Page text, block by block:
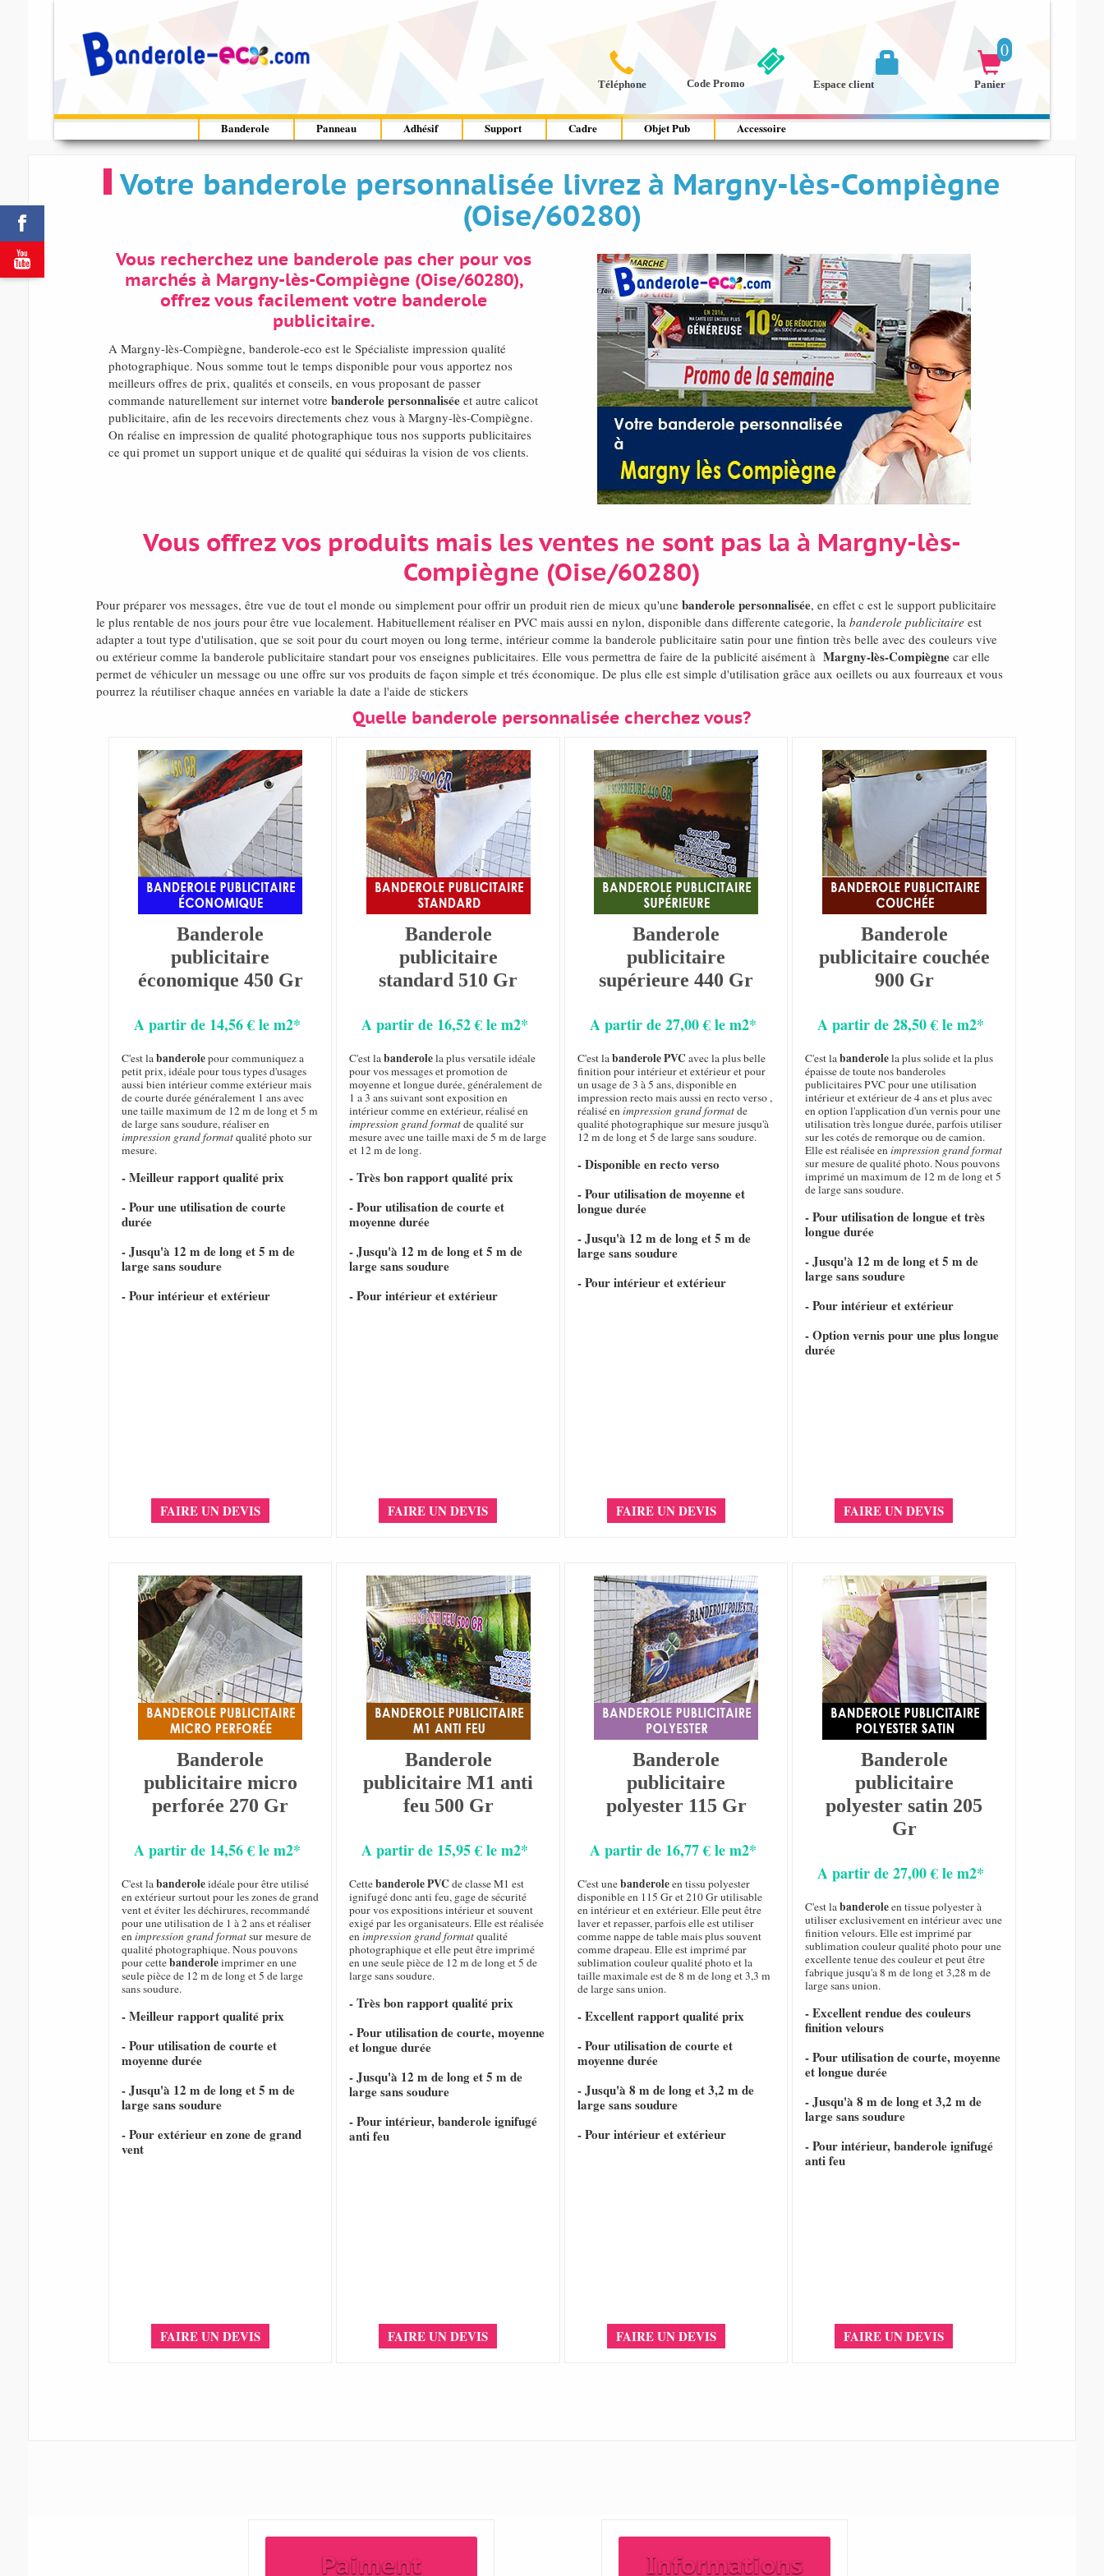



Téléphone
0

Panier

Espace client
Code Promo
Banderole Panneau Adhésif Support Cadre Objet Pub Accessoire
Votre banderole personnalisée livrez à Margny-lès-Compiègne
(Oise/60280)
Vous recherchez une banderole pas cher pour vos
marchés à Margny-lès-Compiègne (Oise/60280),
offrez vous facilement votre banderole
publicitaire.
A Margny-lès-Compiègne, banderole-eco est le Spécialiste impression qualité
photographique. Nous somme tout le temps disponible pour vous apportez nos
meilleurs offres de prix, qualités et conseils, en vous proposant de passer
commande naturellement sur internet votre banderole personnaliséeet autre calicot
publicitaire, afin de les recevoirs directements chez vous à Margny-lès-Compiègne.
On réalise en impression de qualité photographique tous nos supports publicitaires
ce qui promet un support unique et de qualité qui séduiras la vision de vos clients.
Vous offrez vos produits mais les ventes ne sont pas la à Margny-lès-
Compiègne (Oise/60280)
Pour préparer vos messages, être vue de tout el monde ou simplement pour offrir un produit rien de mieux qu'une banderole personnalisée, en effet c est le support publicitaire
le plus rentable de nos jours pour être vue localement. Habituellement réaliser en PVC mais aussi en nylon, disponible dans differente categorie, la banderole publicitaire est
adapter a tout type d'utilisation, que se soit pour du court moyen ou long terme, intérieur comme la banderole publicitaire satin pour une fintion très belle avec des couleurs vive
ou extérieur comme la banderole publicitaire standart pour vos enseignes publicitaires. Elle vous permettra de faire de la publicité aisément à Margny-lès-Compiègnecar elle
permet de véhiculer un message ou une offre sur vos produits de façon simple et trés économique. De plus elle est simple d'utilisation grâce aux oeillets ou aux fourreaux et vous
pourrez la réutiliser chaque années en variable la date a l'aide de stickers
Quelle banderole personnalisée cherchez vous?
Banderole
publicitaire
économique 450 Gr
A partir de 14,56 € le m2*
C'est labanderolepour communiquez a
petit prix, idéale pour tous types d'usages
aussi bien intérieur comme extérieur mais
de courte durée généralement 1 ans avec
une taille maximum de 12 m de long et 5 m
de large sans soudure, réaliser en
impression grand formatqualité photo sur
mesure.
- Meilleur rapport qualité prix
- Pour une utilisation de courte
durée
- Jusqu'à 12 m de long et 5 m de
large sans soudure
- Pour intérieur et extérieur
FAIRE UN DEVIS
Banderole
publicitaire
standard 510 Gr
A partir de 16,52 € le m2*
C'est labanderolela plus versatile idéale
pour vos messages et promotion de
moyenne et longue durée, généralement de
1 a 3 ans suivant sont exposition en
intérieur comme en extérieur, réalisé en
impression grand formatde qualité sur
mesure avec une taille maxi de 5 m de large
et 12 m de long.
- Très bon rapport qualité prix
- Pour utilisation de courte et
moyenne durée
- Jusqu'à 12 m de long et 5 m de
large sans soudure
- Pour intérieur et extérieur
FAIRE UN DEVIS
Banderole
publicitaire
supérieure 440 Gr
A partir de 27,00 € le m2*
C'est labanderole PVC avec la plus belle
finition pour intérieur et extérieur et pour
un usage de 3 à 5 ans, disponible en
impression recto mais aussi en recto verso ,
réalisé enimpression grand formatde
qualité photographique sur mesure jusqu'à
12 m de long et 5 de large sans soudure.
- Disponible en recto verso
- Pour utilisation de moyenne et
longue durée
- Jusqu'à 12 m de long et 5 m de
large sans soudure
- Pour intérieur et extérieur
FAIRE UN DEVIS
Banderole
publicitaire couchée
900 Gr
A partir de 28,50 € le m2*
C'est labanderolela plus solide et la plus
épaisse de toute nos banderoles
publicitaires PVC pour une utilisation
intérieur et extérieur de 4 ans et plus avec
en option l'application d'un vernis pour une
utilisation très longue durée, parfois utiliser
sur les cotés de remorque ou de camion.
Elle est réalisée enimpression grand format
sur mesure de qualité photo. Nous pouvons
imprimé un maximum de 12 m de long et 5
de large sans soudure.
- Pour utilisation de longue et très
longue durée
- Jusqu'à 12 m de long et 5 m de
large sans soudure
- Pour intérieur et extérieur
- Option vernis pour une plus longue
durée
FAIRE UN DEVIS
Banderole
publicitaire micro
perforée 270 Gr
A partir de 14,56 € le m2*
C'est labanderoleidéale pour être utilisé
en extérieur surtout pour les zones de grand
vent et éviter les déchirures, recommandé
pour une utilisation de 1 à 2 ans et réaliser
enimpression grand formatsur mesure de
qualité photographique. Nous pouvons
pour cettebanderoleimprimer en une
seule pièce de 12 m de long et 5 de large
sans soudure.
- Meilleur rapport qualité prix
- Pour utilisation de courte et
moyenne durée
- Jusqu'à 12 m de long et 5 m de
large sans soudure
- Pour extérieur en zone de grand
vent
FAIRE UN DEVIS
Banderole
publicitaire M1 anti
feu 500 Gr
A partir de 15,95 € le m2*
Cettebanderole PVC de classe M1 est
ignifugé donc anti feu, gage de sécurité
pour vos expositions intérieur et souvent
exigé par les organisateurs. Elle est réalisée
enimpression grand formatqualité
photographique et elle peut être imprimé
en une seule pièce de 12 m de long et 5 de
large sans soudure.
- Très bon rapport qualité prix
- Pour utilisation de courte, moyenne
et longue durée
- Jusqu'à 12 m de long et 5 m de
large sans soudure
- Pour intérieur, banderole ignifugé
anti feu
FAIRE UN DEVIS
Banderole
publicitaire
polyester 115 Gr
A partir de 16,77 € le m2*
C'est unebanderoleen tissu polyester
disponible en 115 Gr et 210 Gr utilisable
en intérieur et en extérieur. Elle peut être
laver et repasser, parfois elle est utiliser
comme nappe de table mais plus souvent
comme drapeau. Elle est imprimé par
sublimation couleur qualité photo et la
taille maximale est de 8 m de long et 3,3 m
de large sans union.
- Excellent rapport qualité prix
- Pour utilisation de courte et
moyenne durée
- Jusqu'à 8 m de long et 3,2 m de
large sans soudure
- Pour intérieur et extérieur
FAIRE UN DEVIS
Banderole
publicitaire
polyester satin 205
Gr
A partir de 27,00 € le m2*
C'est labanderoleen tissue polyester à
utiliser exclusivement en intérieur avec une
finition velours. Elle est imprimé par
sublimation couleur qualité photo pour une
excellente tenue des couleur et peut être
fabrique jusqu'a 8 m de long et 3,28 m de
large sans union.
- Excellent rendue des couleurs
finition velours
- Pour utilisation de courte, moyenne
et longue durée
- Jusqu'à 8 m de long et 3,2 m de
large sans soudure
- Pour intérieur, banderole ignifugé
anti feu
FAIRE UN DEVIS
Paiment Informations